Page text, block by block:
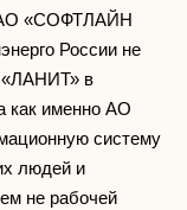
АО «СОФТЛАЙН
России не
«ЛАНИТ» в
как именно АО
систему
людей и
не рабочей